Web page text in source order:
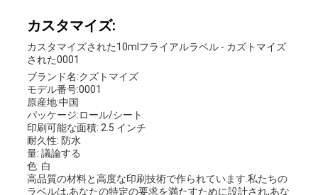
カスタマイズ:
カスタマイズされた10mlフライアルラベル - カズトマイズ
された0001
ブランド名:クズトマイズ
モデル番号:0001
原産地:中国
パッケージ:ロール/シート
印刷可能な面積: 2.5 インチ
耐久性: 防水
量: 議論する
色: 白
高品質の材料と高度な印刷技術で作られています.私たちの
ラベルは,あなたの特定の要求を満たすために設計され,あな